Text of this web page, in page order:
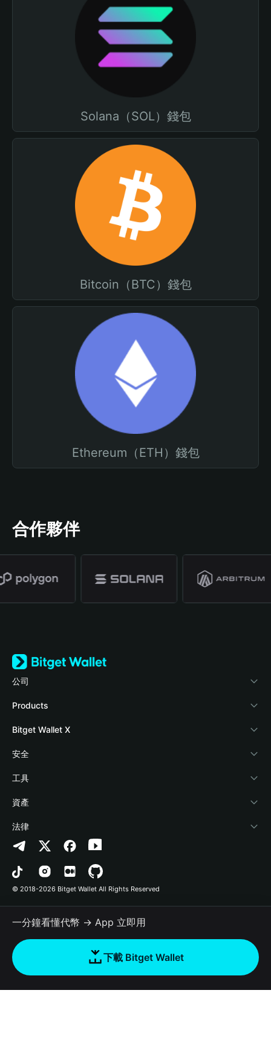
Solana（SOL）錢包
Bitcoin（BTC）錢包
Ethereum（ETH）錢包
合作夥伴
公司
關於 Bitget Wallet
部落格
學院
加密資訊
幫助中心
‌聯繫我們
品牌資源
工作機會
Products
Crypto Card
Stablecoin Earn
Payfi Crypto
Crypto Swap API
Altcoin Season Index
Prediction Markets
DApp
RWA
如何購買加密貨幣
Bitget Wallet X
開發者文件
連接錢包
Bitget Wallet Pay
合作上架
安全
風險保障基金
安全防護技術
工具
快捷買幣
授權檢測
合約檢測
批次轉帳
資產
Arbitrum
Avalanche
Bitcoin
Polygon
法律
隱私協議
用戶使用協議
© 2018-2026 Bitget Wallet All Rights Reserved
一分鐘看懂代幣 → App 立即用
下載 Bitget Wallet